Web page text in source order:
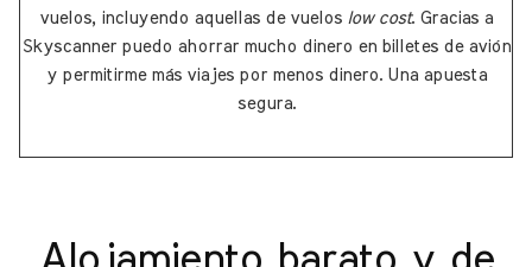
vuelos, incluyendo aquellas de vuelos low cost. Gracias a
Skyscanner puedo ahorrar mucho dinero en billetes de avión
y permitirme más viajes por menos dinero. Una apuesta
segura.